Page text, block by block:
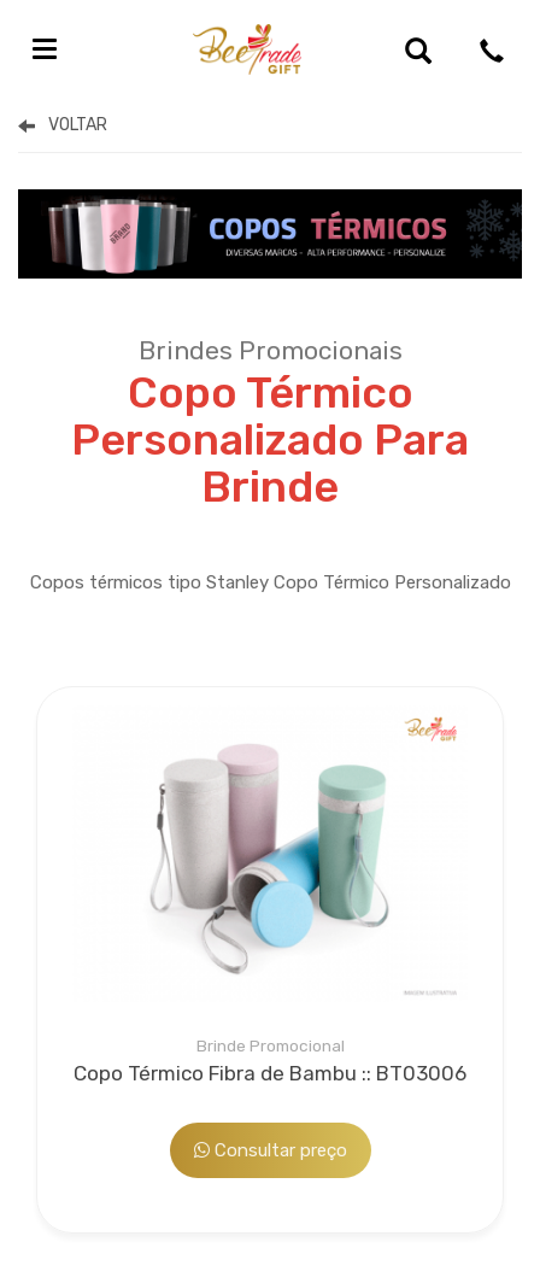
Brindes Promocionais Personalizados
Copo Térmico
Personalizado Para
Brinde
Brindes Promocionais
Copos térmicos tipo Stanley Copo Térmico Personalizado
Brinde Promocional
Copo Térmico Fibra de Bambu :: BT03006
Consultar preço